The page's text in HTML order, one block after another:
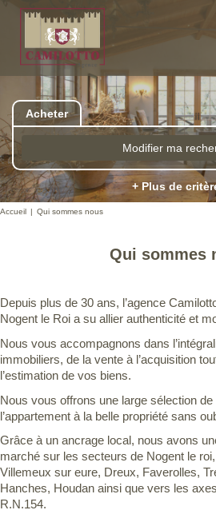
Acheter
Modifier ma
+ Plus de
Accueil Qui sommes nous
Qui sommes
Depuis plus de 30 ans, l’agence
Nogent le Roi a su allier authenticité et
Nous vous accompagnons dans
immobiliers, de la vente à l’acquisition
l’estimation de vos biens.
Nous vous offrons une large sélection
l’appartement à la belle propriété sans
Grâce à un ancrage local, nous avons
marché sur les secteurs de Nogent le
Villemeux sur eure, Dreux, Faverolles,
Hanches, Houdan ainsi que vers les
R.N.154.